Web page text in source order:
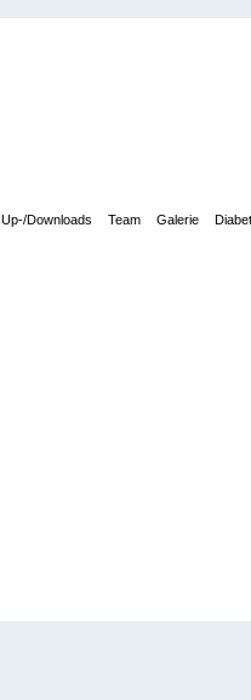
Up-/Downloads Team Galerie